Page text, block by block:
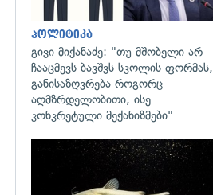
პოლიტიკა
გივი მიქანაძე: "თუ მშობელი არ
ჩააცმევს ბავშვს სკოლის ფორმას,
განისაზღვრება როგორც
აღმზრდელობითი, ისე
კონკრეტული მექანიზმები"